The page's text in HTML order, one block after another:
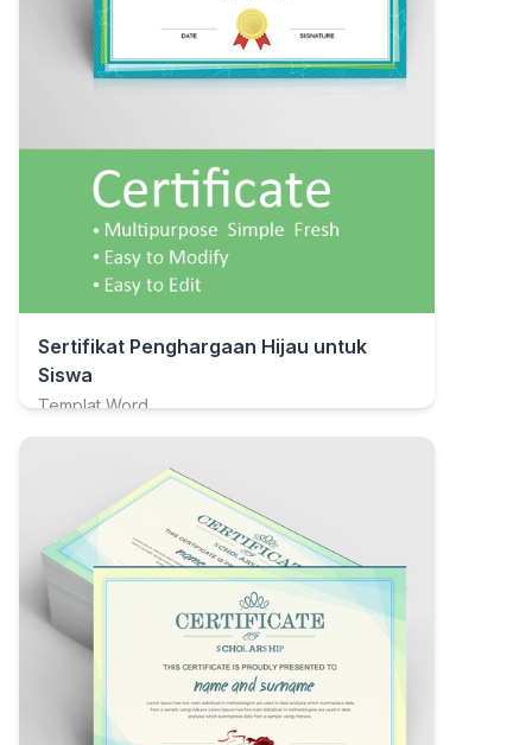
Sertifikat Penghargaan Hijau untuk
Siswa
Templat Word